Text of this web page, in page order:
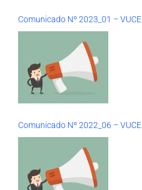
Comunicado Nº 2023_01 – VUCE
Comunicado Nº 2022_06 – VUCE